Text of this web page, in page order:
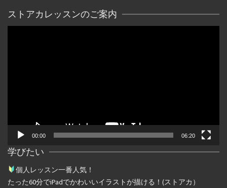
ストアカレッスンのご案内
00:00 06:20
学びたい
個人レッスン一番人気！
たった60分でiPadでかわいいイラストが描ける！(ストアカ）